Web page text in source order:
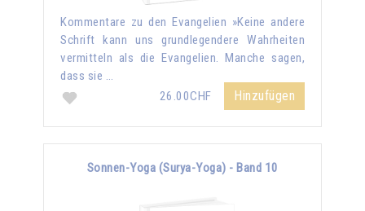
Kommentare zu den Evangelien »Keine andere
Schrift kann uns grundlegendere Wahrheiten
vermitteln als die Evangelien. Manche sagen,
dass sie …
26.00CHF
Hinzufügen
Sonnen-Yoga (Surya-Yoga) - Band 10